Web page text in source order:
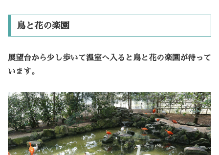
鳥と花の楽園
展望台から少し歩いて温室へ入ると鳥と花の楽園が待って
います。